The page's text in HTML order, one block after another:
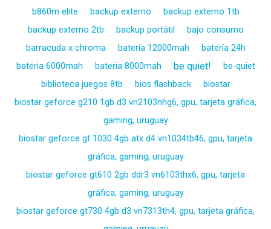
b860m elite
backup externo
backup externo 1tb
backup externo 2tb
backup portátil
bajo consumo
barracuda x chroma
bateria 12000mah
batería 24h
bateria 6000mah
bateria 8000mah be quiet!
be-quiet
biblioteca juegos 8tb
bios flashback
biostar
biostar geforce g210 1gb d3 vn2103nhg6, gpu, tarjeta gráfica,
gaming, uruguay
biostar geforce gt 1030 4gb atx d4 vn1034tb46, gpu, tarjeta
gráfica, gaming, uruguay
biostar geforce gt610 2gb ddr3 vn6103thx6, gpu, tarjeta
gráfica, gaming, uruguay
biostar geforce gt730 4gb d3 vn7313th4, gpu, tarjeta gráfica,